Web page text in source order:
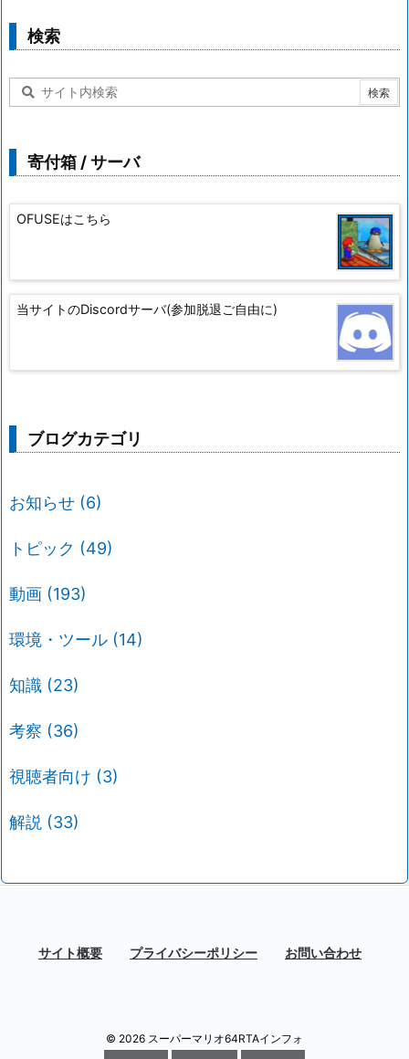
検索
寄付箱 / サーバ
OFUSEはこちら
当サイトのDiscordサーバ(参加脱退ご自由に)
ブログカテゴリ
お知らせ (6)
トピック (49)
動画 (193)
環境・ツール (14)
知識 (23)
考察 (36)
視聴者向け (3)
解説 (33)
サイト概要 プライバシーポリシー お問い合わせ
© 2026 スーパーマリオ64RTAインフォ